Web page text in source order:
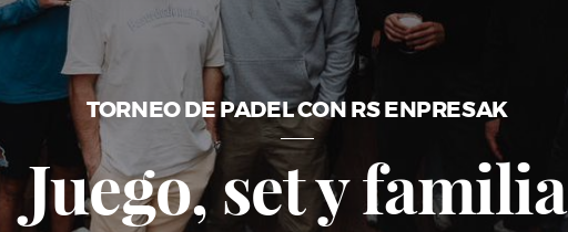
TORNEO DE PADEL CON RS ENPRESAK
Juego, set y familia